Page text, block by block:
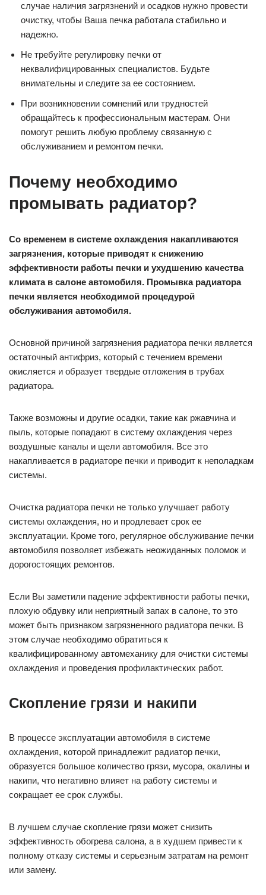
случае наличия загрязнений и осадков нужно провести
очистку, чтобы Ваша печка работала стабильно и
надежно.
Не требуйте регулировку печки от
неквалифицированных специалистов. Будьте
внимательны и следите за ее состоянием.
При возникновении сомнений или трудностей
обращайтесь к профессиональным мастерам. Они
помогут решить любую проблему связанную с
обслуживанием и ремонтом печки.
Почему необходимо
промывать радиатор?
Со временем в системе охлаждения накапливаются
загрязнения, которые приводят к снижению
эффективности работы печки и ухудшению качества
климата в салоне автомобиля. Промывка радиатора
печки является необходимой процедурой
обслуживания автомобиля.
Основной причиной загрязнения радиатора печки является
остаточный антифриз, который с течением времени
окисляется и образует твердые отложения в трубах
радиатора.
Также возможны и другие осадки, такие как ржавчина и
пыль, которые попадают в систему охлаждения через
воздушные каналы и щели автомобиля. Все это
накапливается в радиаторе печки и приводит к неполадкам
системы.
Очистка радиатора печки не только улучшает работу
системы охлаждения, но и продлевает срок ее
эксплуатации. Кроме того, регулярное обслуживание печки
автомобиля позволяет избежать неожиданных поломок и
дорогостоящих ремонтов.
Если Вы заметили падение эффективности работы печки,
плохую обдувку или неприятный запах в салоне, то это
может быть признаком загрязненного радиатора печки. В
этом случае необходимо обратиться к
квалифицированному автомеханику для очистки системы
охлаждения и проведения профилактических работ.
Скопление грязи и накипи
В процессе эксплуатации автомобиля в системе
охлаждения, которой принадлежит радиатор печки,
образуется большое количество грязи, мусора, окалины и
накипи, что негативно влияет на работу системы и
сокращает ее срок службы.
В лучшем случае скопление грязи может снизить
эффективность обогрева салона, а в худшем привести к
полному отказу системы и серьезным затратам на ремонт
или замену.